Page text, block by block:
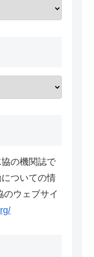
の機関誌で
ついての情
のウェブサイ